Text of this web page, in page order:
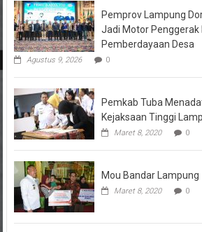
Pemprov Lampung
Jadi Motor Penggerak
Pemberdayaan Desa
Agustus 9, 2026 0
Pemkab Tuba
Kejaksaan Tinggi
Maret 8, 2020 0
Mou Bandar Lampung
Maret 8, 2020 0